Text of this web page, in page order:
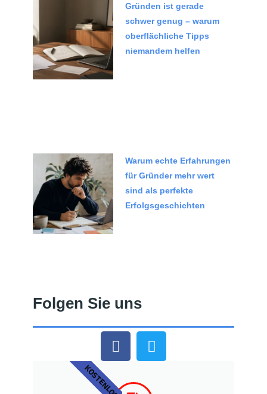
Gründen ist gerade
schwer genug – warum
oberflächliche Tipps
niemandem helfen
Warum echte Erfahrungen
für Gründer mehr wert
sind als perfekte
Erfolgsgeschichten
Folgen Sie uns
KOSTENLOS